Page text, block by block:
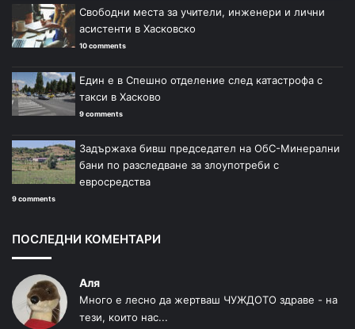
Свободни места за учители, инженери и лични
асистенти в Хасковско
10 comments
Един е в Спешно отделение след катастрофа с
такси в Хасково
9 comments
Задържаха бивш председател на ОбС-Минерални
бани по разследване за злоупотреби с
евросредства
9 comments
ПОСЛЕДНИ КОМЕНТАРИ
Аля
Много е лесно да жертваш ЧУЖДОТО здраве - на
тези, които нас...